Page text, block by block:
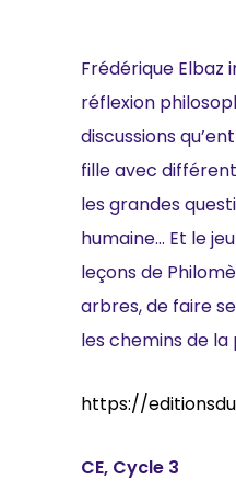
Frédérique Elbaz
réflexion
discussions
fille avec
les grandes
humaine… Et le
leçons de
arbres, de faire
les chemins de la
https://
CE, Cycle 3